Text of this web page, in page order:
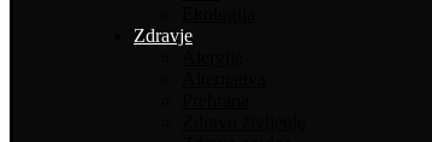
Zdravje